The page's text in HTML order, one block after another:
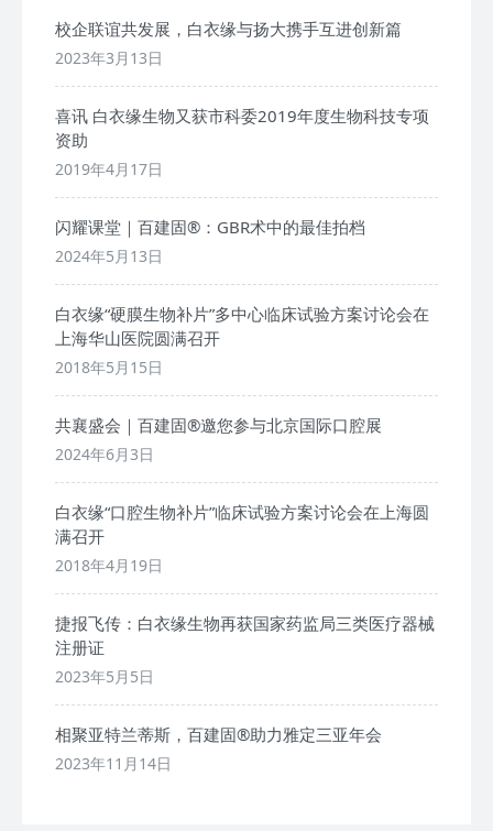
校企联谊共发展，白衣缘与扬大携手互进创新篇
2023年3月13日
喜讯 白衣缘生物又获市科委2019年度生物科技专项
资助
2019年4月17日
闪耀课堂｜百建固®：GBR术中的最佳拍档
2024年5月13日
白衣缘“硬膜生物补片”多中心临床试验方案讨论会在
上海华山医院圆满召开
2018年5月15日
共襄盛会｜百建固®邀您参与北京国际口腔展
2024年6月3日
白衣缘“口腔生物补片”临床试验方案讨论会在上海圆
满召开
2018年4月19日
捷报飞传：白衣缘生物再获国家药监局三类医疗器械
注册证
2023年5月5日
相聚亚特兰蒂斯，百建固®助力雅定三亚年会
2023年11月14日